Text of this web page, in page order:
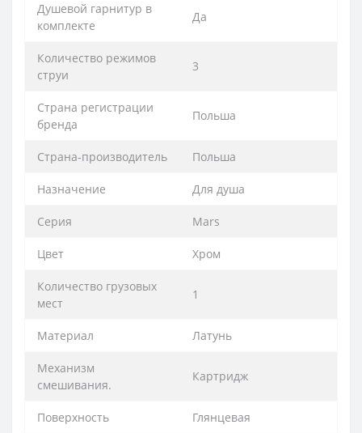
Душевой гарнитур в
комплекте
Да
Количество режимов
струи
3
Страна регистрации
бренда
Польша
Страна-производитель Польша
Назначение Для душа
Серия Mars
Цвет Хром
Количество грузовых
мест
1
Материал Латунь
Механизм
смешивания.
Картридж
Поверхность Глянцевая